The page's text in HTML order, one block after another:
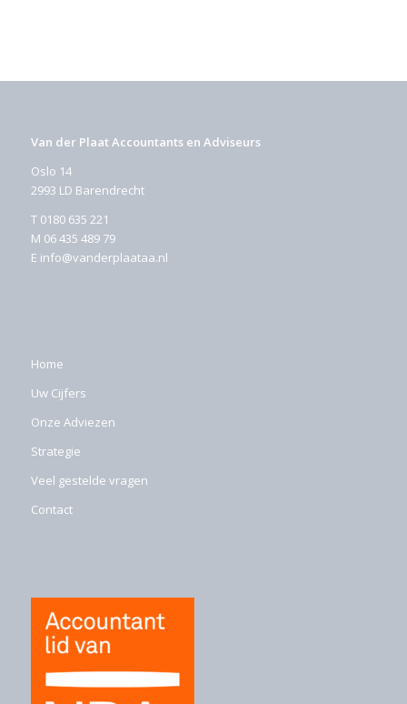
Van der Plaat Accountants en Adviseurs
Oslo 14
2993 LD Barendrecht
T 0180 635 221
M 06 435 489 79
E info@vanderplaataa.nl
Home
Uw Cijfers
Onze Adviezen
Strategie
Veel gestelde vragen
Contact